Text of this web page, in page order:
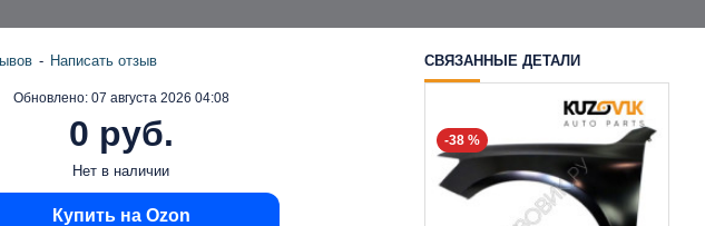
Обновлено: 07 августа 2026 04:08
Нет в наличии
- Написать отзыв
0 руб.
Купить на Ozon
СВЯЗАННЫЕ ДЕТАЛИ
-38 %